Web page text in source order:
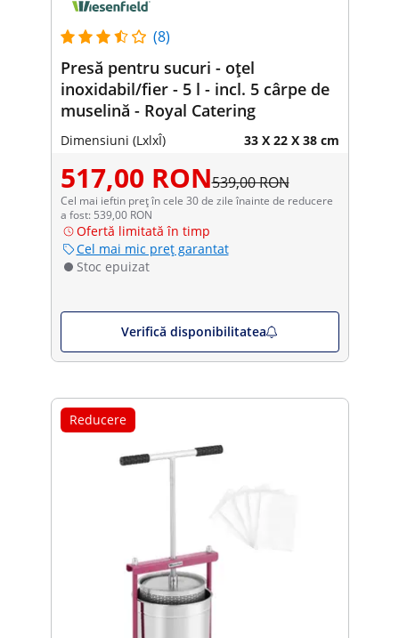
(8)
Presă pentru sucuri - oțel
inoxidabil/fier - 5 l - incl. 5 cârpe de
muselină - Royal Catering
Dimensiuni (LxlxÎ) 33 X 22 X 38 cm
517,00 RON539,00 RON
Cel mai ieftin preț în cele 30 de zile înainte de reducere
a fost: 539,00 RON
Ofertă limitată în timp
Cel mai mic preț garantat
Stoc epuizat
Verifică disponibilitatea
Reducere